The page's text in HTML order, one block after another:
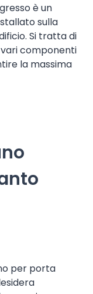
è un
sulla
Si tratta di
componenti
la massima
per porta